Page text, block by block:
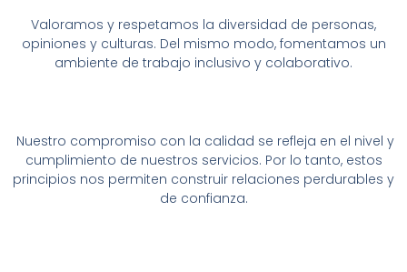
Valoramos y respetamos la diversidad de personas,
opiniones y culturas. Del mismo modo, fomentamos un
ambiente de trabajo inclusivo y colaborativo.
Nuestro compromiso con la calidad se refleja en el nivel y
cumplimiento de nuestros servicios. Por lo tanto, estos
principios nos permiten construir relaciones perdurables y
de confianza.